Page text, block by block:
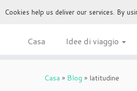
Casa Idee di viaggio
Casa » Blog » latitudine
Cookies help us deliver our services. By